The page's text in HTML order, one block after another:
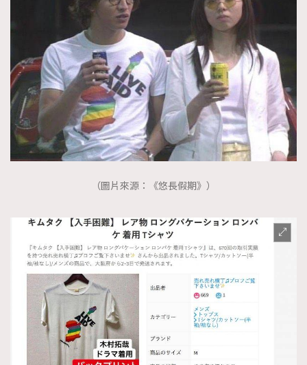
（圖片來源：《悠長假期》）